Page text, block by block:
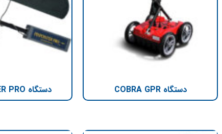
دستگاه COBRA GPR دستگاه PINPOINTER PRO